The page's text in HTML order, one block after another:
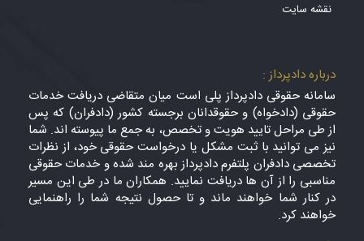
نقشه سایت
درباره دادپرداز :
سامانه حقوقی دادپرداز پلی است میان متقاضی دریافت خدمات
حقوقی (دادخواه) و حقوقدانان برجسته کشور (دادفران) که پس
از طی مراحل تایید هویت و تخصص، به جمع ما پیوسته اند. شما
نیز می توانید با ثبت مشکل یا درخواست حقوقی خود، از نظرات
تخصصی دادفران پلتفرم دادپرداز بهره مند شده و خدمات حقوقی
مناسبی را از آن ها دریافت نمایید. همکاران ما در طی این مسیر
در کنار شما خواهند ماند و تا حصول نتیجه شما را راهنمایی
خواهند کرد.